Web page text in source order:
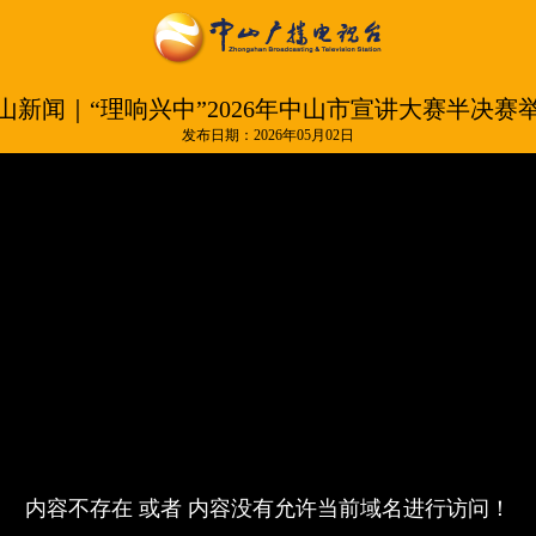
新闻｜“理响兴中”2026年中山市宣讲大赛半决赛
发布日期：2026年05月02日